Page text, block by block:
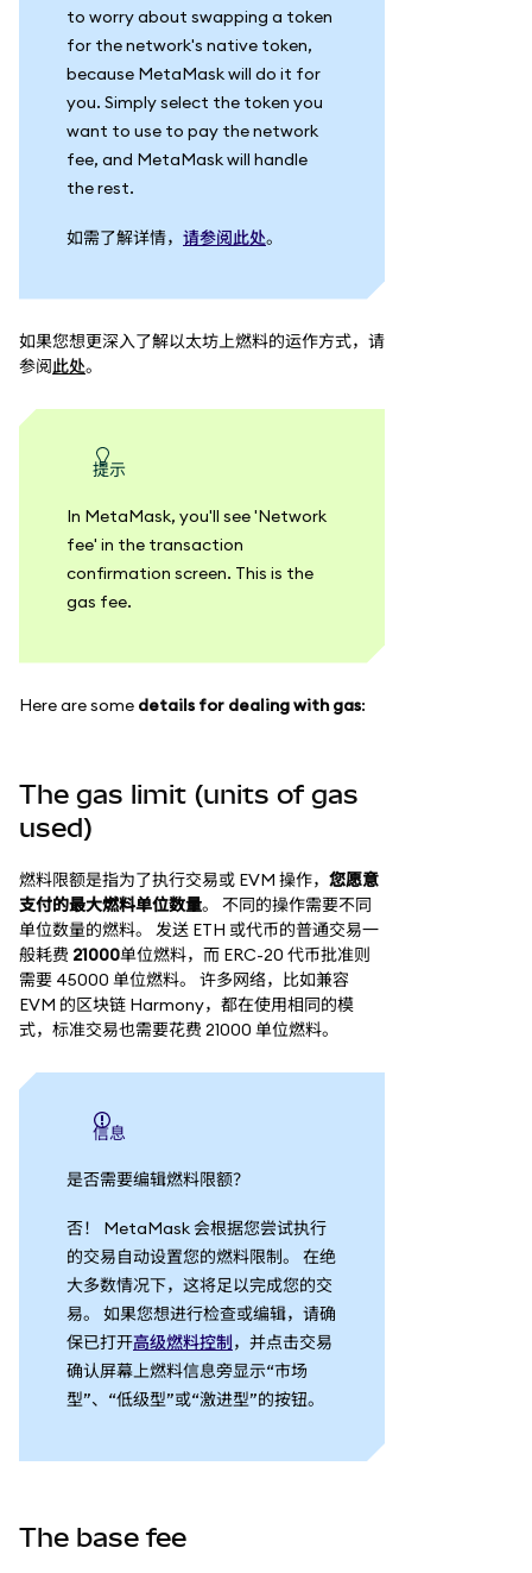
to worry about swapping a token
for the network's native token,
because MetaMask will do it for
you. Simply select the token you
want to use to pay the network
fee, and MetaMask will handle
the rest.
如需了解详情， 请参阅此处。
如果您想更深入了解以太坊上燃料的运作方式，请
参阅此处。
提示
In MetaMask, you'll see 'Network
fee' in the transaction
confirmation screen. This is the
gas fee.
Here are some details for dealing with gas:
The gas limit (units of gas
used)
燃料限额是指为了执行交易或 EVM 操作， 您愿意
支付的最大燃料单位数量。 不同的操作需要不同
单位数量的燃料。 发送 ETH 或代币的普通交易一
般耗费 21000单位燃料，而 ERC-20 代币批准则
需要 45000 单位燃料。 许多网络，比如兼容
EVM 的区块链 Harmony，都在使用相同的模
式，标准交易也需要花费 21000 单位燃料。
信息
是否需要编辑燃料限额？
否！ MetaMask 会根据您尝试执行
的交易自动设置您的燃料限制。 在绝
大多数情况下，这将足以完成您的交
易。 如果您想进行检查或编辑，请确
保已打开高级燃料控制，并点击交易
确认屏幕上燃料信息旁显示“市场
型”、“低级型”或“激进型”的按钮。
The base fee